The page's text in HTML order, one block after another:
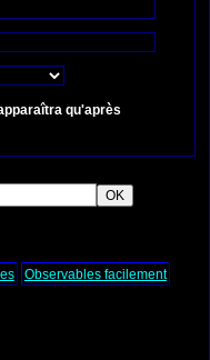
qu'après
Observables facilement